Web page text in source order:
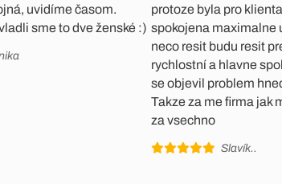
uvidíme časom.
sme to dve ženské :)
protoze byla pro
spokojena maximalne
neco resit budu resit
rychlostní a hlavne
se objevil problem
Takze za me firma jak
za vsechno
Slavík..